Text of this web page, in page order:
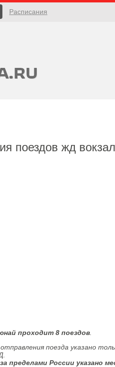
Расписания
поездов жд
проходит 8 поездов
поезда указано
за пределами России указано